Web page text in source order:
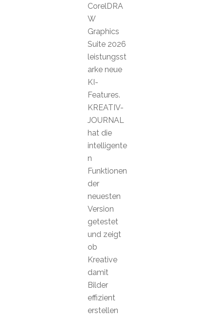
CorelDRA
W
Graphics
Suite 2026
leistungsst
arke neue
KI-
Features.
KREATIV-
JOURNAL
hat die
intelligente
n
Funktionen
der
neuesten
Version
getestet
und zeigt
ob
Kreative
damit
Bilder
effizient
erstellen